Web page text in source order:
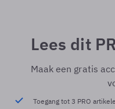
Lees dit
Maak een gratis
Toegang tot 3 PRO